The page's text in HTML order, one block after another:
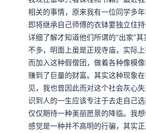
相关的事情，原来我有一位同学多
即将继承自己师傅的衣钵要独立住
详细了解才知道他们所谓的“出家”
不多，明面上虽是正规寺庙，实际
而加入这种假僧团，做着各种像模
赚到了巨量的财富。其实这种现象
见，我也曾因此而对这个社会灰心
识到人的一生应该专注于去走自己
仅仅期待一种美丽愿景的降临。我
感觉是一种并不高明的行骗，其实